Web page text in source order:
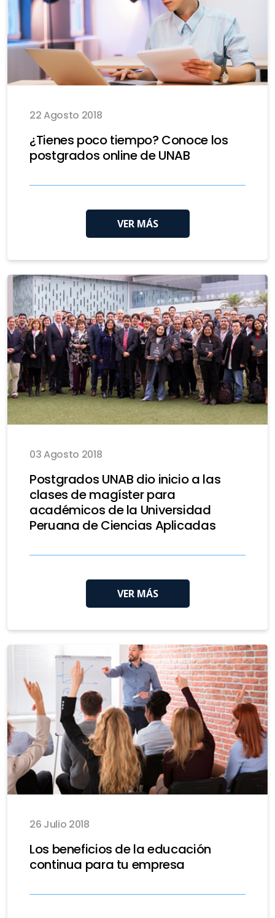
22 Agosto 2018
¿Tienes poco tiempo? Conoce los
postgrados online de UNAB
VER MÁS
03 Agosto 2018
Postgrados UNAB dio inicio a las
clases de magíster para
académicos de la Universidad
Peruana de Ciencias Aplicadas
VER MÁS
26 Julio 2018
Los beneficios de la educación
continua para tu empresa